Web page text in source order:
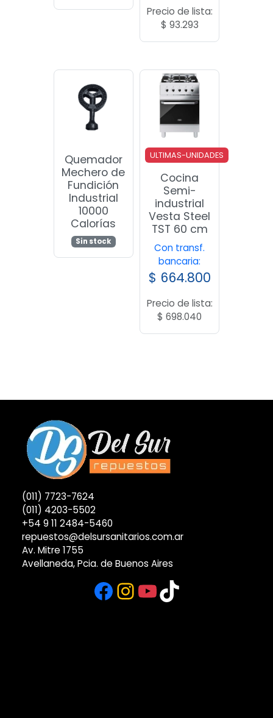
Precio de lista:
$ 93.293
Quemador
Mechero de
Fundición
Industrial
10000
Calorías
Sin stock
ULTIMAS-UNIDADES
Cocina
Semi-
industrial
Vesta Steel
TST 60 cm
Con transf.
bancaria:
$ 664.800
Precio de lista:
$ 698.040
(011) 7723-7624
(011) 4203-5502
+54 9 11 2484-5460
repuestos@delsursanitarios.com.ar
Av. Mitre 1755
Avellaneda, Pcia. de Buenos Aires
Facebook
Instagram
YouTube
TikTok